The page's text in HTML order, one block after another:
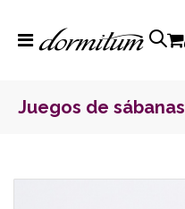
Juegos de sábanas